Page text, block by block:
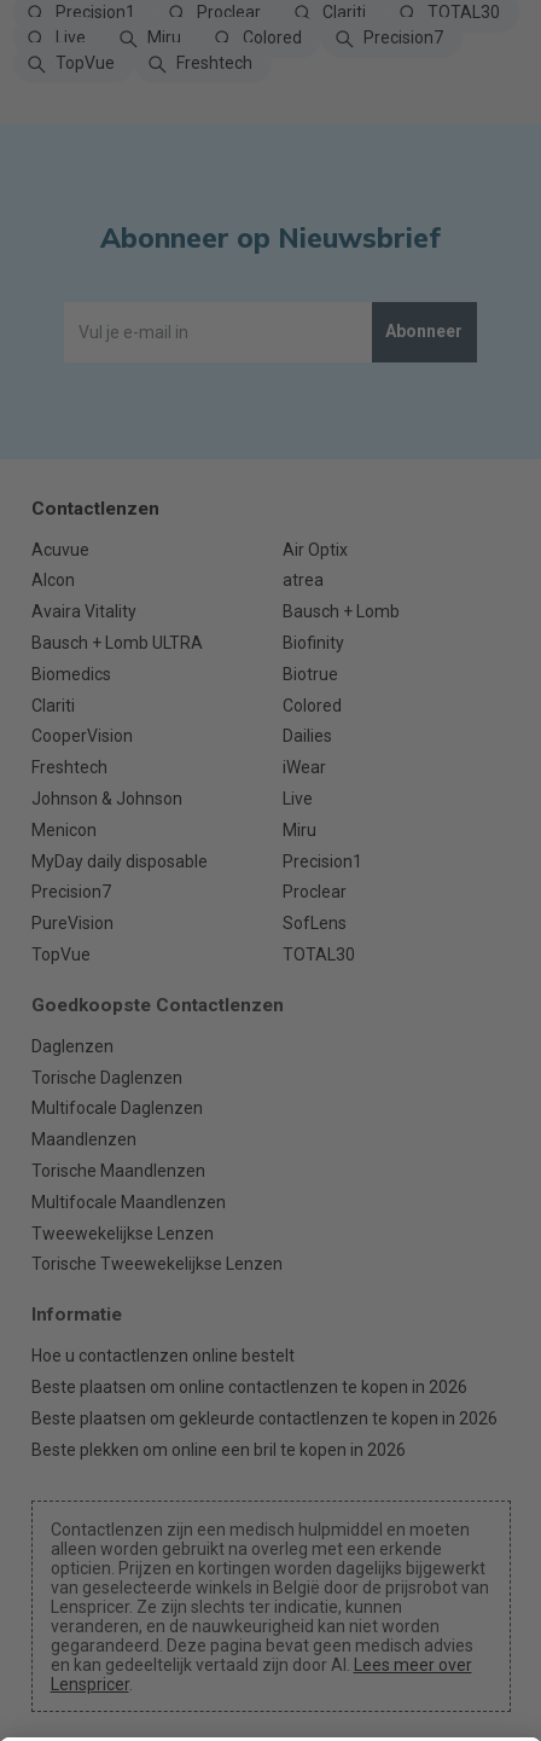
Precision1
Proclear Clariti
TOTAL30
Live
Miru Colored
Precision7
TopVue
Freshtech
Abonneer op Nieuwsbrief
Abonneer
Contactlenzen
Acuvue
Air Optix
Alcon
atrea
Avaira Vitality
Bausch + Lomb
Bausch + Lomb ULTRA
Biofinity
Biomedics
Biotrue
Clariti
Colored
CooperVision
Dailies
Freshtech
iWear
Johnson & Johnson
Live
Menicon
Miru
MyDay daily disposable
Precision1
Precision7
Proclear
PureVision
SofLens
TopVue
TOTAL30
Goedkoopste Contactlenzen
Daglenzen
Torische Daglenzen
Multifocale Daglenzen
Maandlenzen
Torische Maandlenzen
Multifocale Maandlenzen
Tweewekelijkse Lenzen
Torische Tweewekelijkse Lenzen
Informatie
Hoe u contactlenzen online bestelt
Beste plaatsen om online contactlenzen te kopen in 2026
Beste plaatsen om gekleurde contactlenzen te kopen in 2026
Beste plekken om online een bril te kopen in 2026
Contactlenzen zijn een medisch hulpmiddel en moeten
alleen worden gebruikt na overleg met een erkende
opticien. Prijzen en kortingen worden dagelijks bijgewerkt
van geselecteerde winkels in België door de prijsrobot van
Lenspricer. Ze zijn slechts ter indicatie, kunnen
veranderen, en de nauwkeurigheid kan niet worden
gegarandeerd. Deze pagina bevat geen medisch advies
en kan gedeeltelijk vertaald zijn door AI. Lees meer over
Lenspricer.